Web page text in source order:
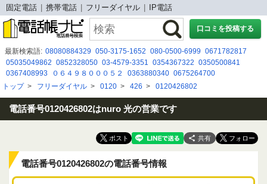
固定電話 携帯電話 フリーダイヤル IP電話
口コミを投稿する
最新検索語: 08080884329 050-3175-1652 080-0500-6999 0671782817
05035049862 0852328050 03-4579-3351 0354367322 0350500841
0367408993
０６４９８０００５２ 0363880340 0675264700
05017827008
0800-555-3650 0120426288 0447382778
0677130838 05030968733 05020306467 0120200272 050 5785 9038
080 2529 7691 0366358728
トップ> フリーダイヤル > 0120 > 426 > 0120426802
電話番号0120426802はnuro 光の営業です
共有
電話番号0120426802の電話番号情報